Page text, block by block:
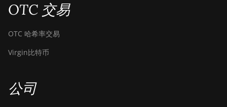
OTC 交易
OTC 哈希率交易
Virgin比特币
公司